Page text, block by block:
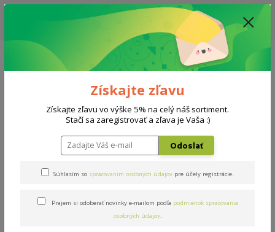
ZĽAVA: VŠETKY VYSTAVENÉ POSTELE ZA 400€ - CENA MATRACU A ROŠTU
PODĽA VÝBERU / DODACIA LEHOTA JE AKTUÁLNE 10-15 PRACOVNÝCH
Menu
0908 777 700 Po-So: 10-18 hod.
0
Matrace Premiér bio-ex T3 80x200cm
Premiér bio-ex T3 80x200cm
Novinka
Získajte zľavu
Získajte zľavu vo výške 5% na celý náš sortiment.
Stačí sa zaregistrovať a zľava je Vaša :)
Odoslať
Súhlasím so spracovaním osobných údajov pre účely registrácie.
Prajem si odoberať novinky e-mailom podľa podmienok spracovania
osobných údajov.